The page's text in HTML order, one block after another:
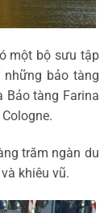
một bộ sưu tập
bảo tàng
Bảo tàng Farina
trăm ngàn du
khiêu vũ.